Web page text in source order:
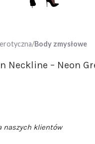
Body zmysłowe
Neckline – Neon
naszych klientów